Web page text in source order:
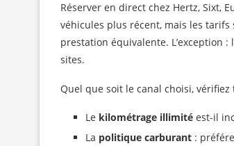
Réserver en direct chez Hertz, Sixt,
véhicules plus récent, mais les
prestation équivalente. L’exception
sites.
Quel que soit le canal choisi,
Le kilométrage illimité est-il
La politique carburant :